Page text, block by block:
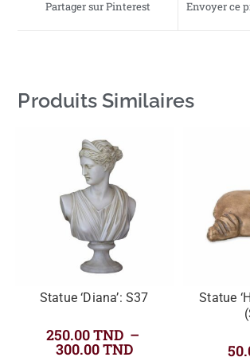
Partager sur Pinterest Envoyer ce
Produits Similaires
Statue ‘Diana’: S37
250.00TND –
300.00TND
Statue